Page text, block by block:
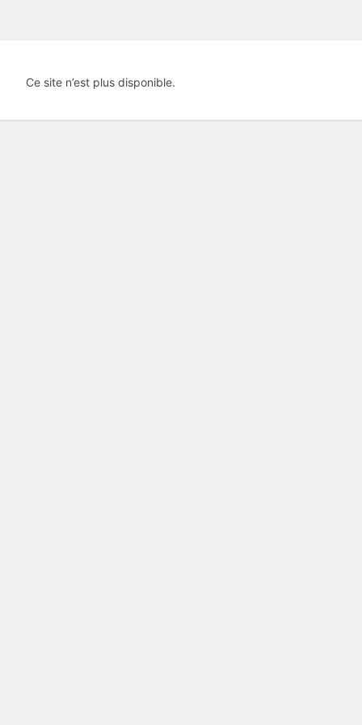
Ce site n’est plus disponible.